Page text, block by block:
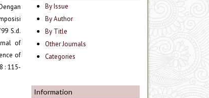
By Issue
By Author
By Title
Other Journals
Categories
Information
S.d.
of
of
: 115-